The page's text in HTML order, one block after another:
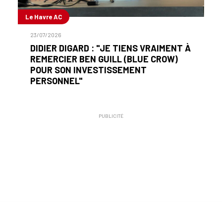
Le Havre AC
23/07/2026
DIDIER DIGARD : "JE TIENS VRAIMENT À
REMERCIER BEN GUILL (BLUE CROW)
POUR SON INVESTISSEMENT
PERSONNEL"
PUBLICITÉ